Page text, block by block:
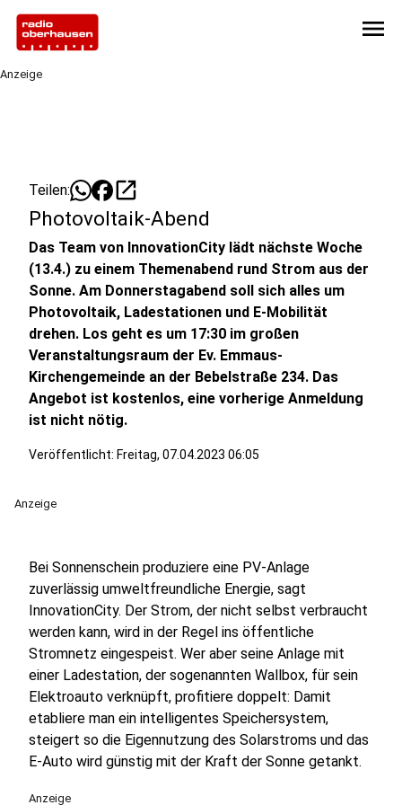
menu
Anzeige
Teilen: open_in_new
Photovoltaik-Abend
Das Team von InnovationCity lädt nächste Woche
(13.4.) zu einem Themenabend rund Strom aus der
Sonne. Am Donnerstagabend soll sich alles um
Photovoltaik, Ladestationen und E-Mobilität
drehen. Los geht es um 17:30 im großen
Veranstaltungsraum der Ev. Emmaus-
Kirchengemeinde an der Bebelstraße 234. Das
Angebot ist kostenlos, eine vorherige Anmeldung
ist nicht nötig.
Veröffentlicht: Freitag, 07.04.2023 06:05
Anzeige
Bei Sonnenschein produziere eine PV-Anlage
zuverlässig umweltfreundliche Energie, sagt
InnovationCity. Der Strom, der nicht selbst verbraucht
werden kann, wird in der Regel ins öffentliche
Stromnetz eingespeist. Wer aber seine Anlage mit
einer Ladestation, der sogenannten Wallbox, für sein
Elektroauto verknüpft, profitiere doppelt: Damit
etabliere man ein intelligentes Speichersystem,
steigert so die Eigennutzung des Solarstroms und das
E-Auto wird günstig mit der Kraft der Sonne getankt.
Anzeige